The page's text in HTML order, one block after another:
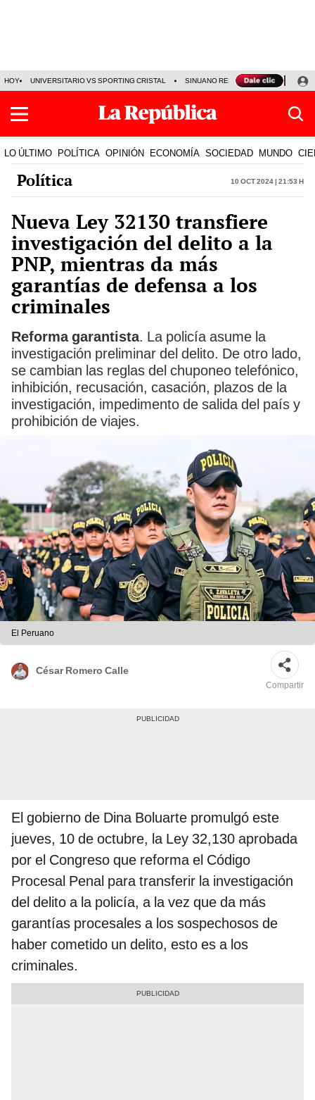
HOY UNIVERSITARIO VS SPORTING CRISTAL SINUANO RESULTADOS HOY
LO ÚLTIMO POLÍTICA OPINIÓN ECONOMÍA SOCIEDAD MUNDO
Política 10 Oct 2024 | 21:53 h
Nueva Ley 32130 transfiere
investigación del delito a la
PNP, mientras da más
garantías de defensa a los
criminales
Reforma garantista. La policía asume la
investigación preliminar del delito. De otro lado,
se cambian las reglas del chuponeo telefónico,
inhibición, recusación, casación, plazos de la
investigación, impedimento de salida del país y
prohibición de viajes.
El Peruano
César Romero Calle
Compartir
El gobierno de Dina Boluarte promulgó este
jueves, 10 de octubre, la Ley 32,130 aprobada
por el Congreso que reforma el Código
Procesal Penal para transferir la investigación
del delito a la policía, a la vez que da más
garantías procesales a los sospechosos de
haber cometido un delito, esto es a los
criminales.